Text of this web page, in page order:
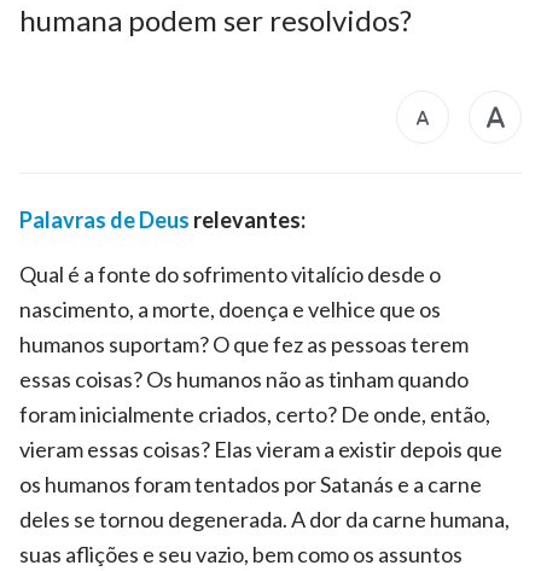
humana podem ser resolvidos?
Palavras de Deus relevantes:
Qual é a fonte do sofrimento vitalício desde o
nascimento, a morte, doença e velhice que os
humanos suportam? O que fez as pessoas terem
essas coisas? Os humanos não as tinham quando
foram inicialmente criados, certo? De onde, então,
vieram essas coisas? Elas vieram a existir depois que
os humanos foram tentados por Satanás e a carne
deles se tornou degenerada. A dor da carne humana,
suas aflições e seu vazio, bem como os assuntos